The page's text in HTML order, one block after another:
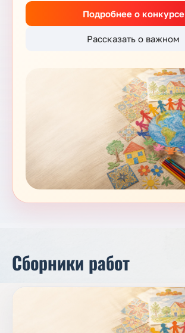
Подробнее о конкурсе
Рассказать о важном
Сборники работ